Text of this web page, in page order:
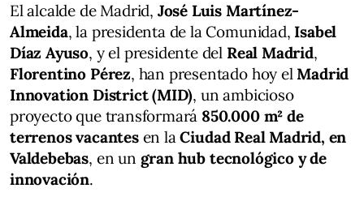
El alcalde de Madrid, José Luis Martínez-
Almeida, la presidenta de la Comunidad, Isabel
Díaz Ayuso, y el presidente del Real Madrid,
Florentino Pérez, han presentado hoy elMadrid
Innovation District (MID), un ambicioso
proyecto que transformará 850.000 m² de
terrenos vacantesen laCiudad Real Madrid, en
Valdebebas, en un gran hub tecnológico y de
innovación.